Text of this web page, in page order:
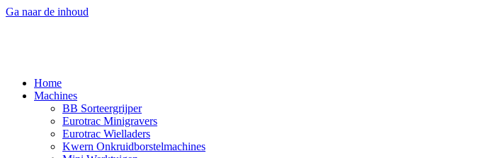
Ga naar de inhoud
Home
Machines
BB Sorteergrijper
Eurotrac Minigravers
Eurotrac Wielladers
Kwern Onkruidborstelmachines